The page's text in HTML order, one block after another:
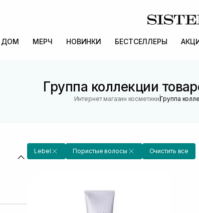
ДОМ МЕРЧ НОВИНКИ БЕСТСЕЛЛЕРЫ
Группа коллекции
Интернет магазин косметики |Группа
Lebel Пористые волосы Очистить все